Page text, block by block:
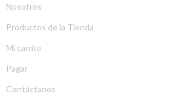
Nosotros
Productos de la Tienda
Mi carrito
Pagar
Contáctanos